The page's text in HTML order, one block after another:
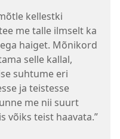
kellestki
me talle ilmselt ka
haiget. Mõnikord
selle kallal,
suhtume eri
ja teistesse
me nii suurt
võiks teist haavata.”